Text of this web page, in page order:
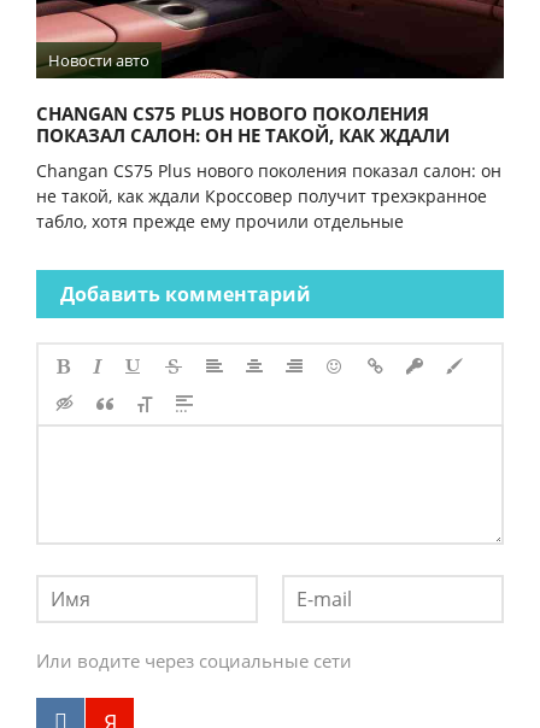
Новости авто
CHANGAN CS75 PLUS НОВОГО ПОКОЛЕНИЯ
ПОКАЗАЛ САЛОН: ОН НЕ ТАКОЙ, КАК ЖДАЛИ
Changan CS75 Plus нового поколения показал салон: он
не такой, как ждали Кроссовер получит трехэкранное
табло, хотя прежде ему прочили отдельные
Добавить комментарий
Или водите через социальные сети